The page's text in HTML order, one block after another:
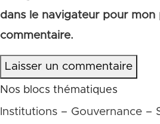
dans le navigateur pour mon
commentaire.
Laisser un commentaire
Nos blocs thématiques
Institutions – Gouvernance –